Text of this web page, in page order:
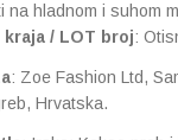
na hladnom i suhom
/ LOT broj:
: Zoe Fashion Ltd,
Hrvatska.